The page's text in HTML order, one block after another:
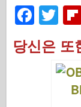
F
a
c
T
wi
tt
er
당신은 또